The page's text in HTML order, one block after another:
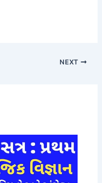
NEXT